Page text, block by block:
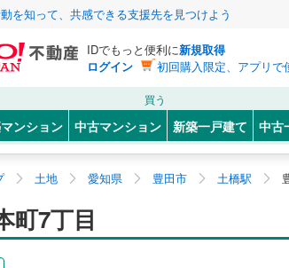
を知って、共感できる支援先を見つけよう
IDでもっと便利に新規取得
ログイン
初回購入限定、アプリで
買う
ンション 中古マンション 新築一戸建て 中古
土地 愛知県 豊田市 土橋駅
町7丁目